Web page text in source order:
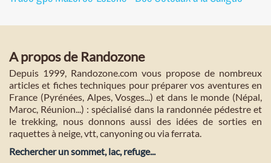
A propos de Randozone
Depuis 1999, Randozone.com vous propose de nombreux
articles et fiches techniques pour préparer vos aventures en
France (Pyrénées, Alpes, Vosges...) et dans le monde (Népal,
Maroc, Réunion...) : spécialisé dans la randonnée pédestre et
le trekking, nous donnons aussi des idées de sorties en
raquettes à neige, vtt, canyoning ou via ferrata.
Rechercher un sommet, lac, refuge...